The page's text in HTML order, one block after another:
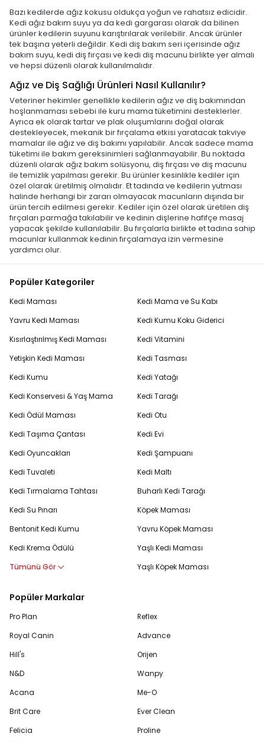
Bazı kedilerde ağız kokusu oldukça yoğun ve rahatsız edicidir.
Kedi ağız bakım suyu ya da kedi gargarası olarak da bilinen
ürünler kedilerin suyunu karıştırılarak verilebilir. Ancak ürünler
tek başına yeterli değildir. Kedi diş bakım seri içerisinde ağız
bakım suyu, kedi diş fırçası ve kedi diş macunu birlikte yer almalı
ve hepsi düzenli olarak kullanılmalıdır.
Ağız ve Diş Sağlığı Ürünleri Nasıl Kullanılır?
Veteriner hekimler genellikle kedilerin ağız ve diş bakımından
hoşlanmaması sebebi ile kuru mama tüketimini desteklerler.
Ayrıca ek olarak tartar ve plak oluşumlarını doğal olarak
destekleyecek, mekanik bir fırçalama etkisi yaratacak takviye
mamalar ile ağız ve diş bakımı yapılabilir. Ancak sadece mama
tüketimi ile bakım gereksinimleri sağlanmayabilir. Bu noktada
düzenli olarak ağız bakım solüsyonu, diş fırçası ve diş macunu
ile temizlik yapılması gerekir. Bu ürünler kesinlikle kediler için
özel olarak üretilmiş olmalıdır. Et tadında ve kedilerin yutması
halinde herhangi bir zararı olmayacak macunların dışında bir
ürün tercih edilmesi gerekir. Kediler için özel olarak üretilen diş
fırçaları parmağa takılabilir ve kedinin dişlerine hafifçe masaj
yapacak şekilde kullanılabilir. Bu fırçalarla birlikte et tadına sahip
macunlar kullanmak kedinin fırçalamaya izin vermesine
yardımcı olur.
Popüler Kategoriler
Kedi Maması
Yavru Kedi Maması
Kısırlaştırılmış Kedi Maması
Yetişkin Kedi Maması
Kedi Kumu
Kedi Konservesi & Yaş Mama
Kedi Ödül Maması
Kedi Taşıma Çantası
Kedi Oyuncakları
Kedi Tuvaleti
Kedi Tırmalama Tahtası
Kedi Su Pınarı
Bentonit Kedi Kumu
Kedi Krema Ödülü
Tümünü Gör
Kedi Mama ve Su Kabı
Kedi Kumu Koku Giderici
Kedi Vitamini
Kedi Tasması
Kedi Yatağı
Kedi Tarağı
Kedi Otu
Kedi Evi
Kedi Şampuanı
Kedi Maltı
Buharlı Kedi Tarağı
Köpek Maması
Yavru Köpek Maması
Yaşlı Kedi Maması
Yaşlı Köpek Maması
Popüler Markalar
Pro Plan
Royal Canin
Hill's
N&D
Acana
Brit Care
Felicia
Reflex
Advance
Orijen
Wanpy
Me-O
Ever Clean
Proline